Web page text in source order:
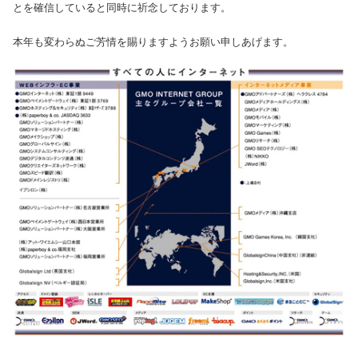
とを確信していると同時に祈念しております。
本年も変わらぬご芳情を賜りますようお願い申しあげます。